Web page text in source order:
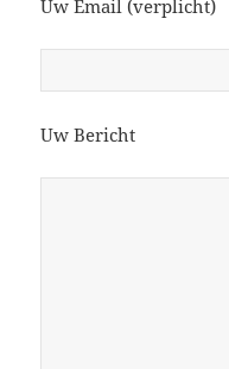
Uw Email (verplicht)
Uw Bericht